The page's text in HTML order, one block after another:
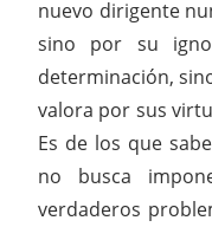
nuevo dirigente
sino por su
determinación,
valora por sus
Es de los que
no busca
verdaderos